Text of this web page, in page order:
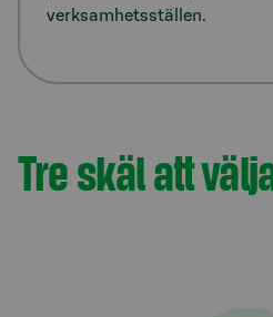
verksamhetsställen.
Tre skäl att